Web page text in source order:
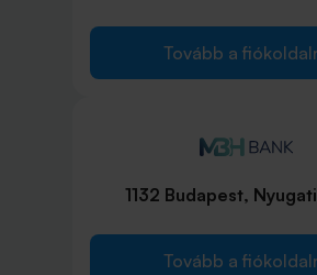
Tovább a
1132 Budapest,
Tovább a